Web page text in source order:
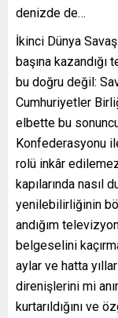
denizde de…
İkinci Dünya
başına kazandığı
bu doğru değil:
Cumhuriyetler
elbette bu
Konfederasyonu
rolü inkâr
kapılarında nasıl
yenilebilirliğinin
andığım
belgeselini
aylar ve hatta
direnişlerini mi
kurtarıldığını ve